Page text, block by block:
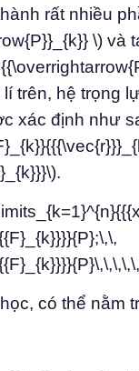
rất nhiều
\) và
trên, hệ trọng
xác định như
có thể nằm